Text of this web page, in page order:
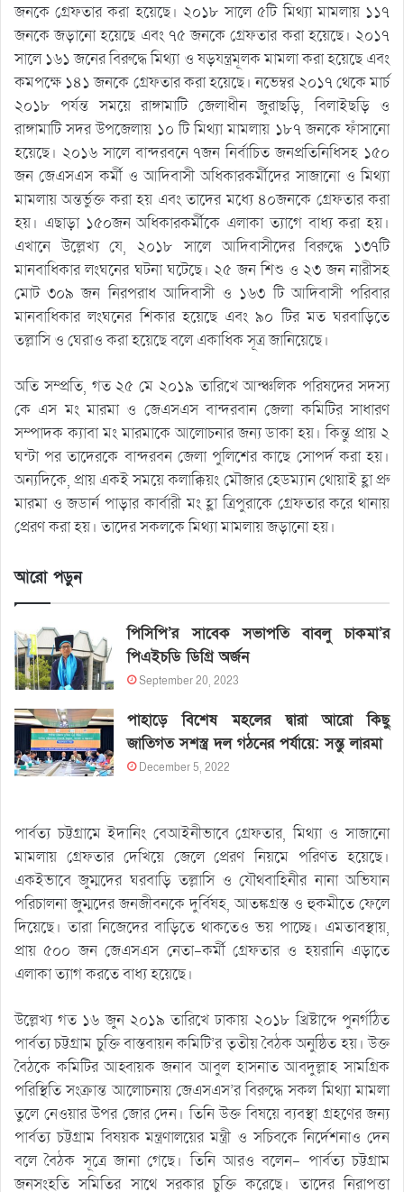
জনকে গ্রেফতার করা হয়েছে। ২০১৮ সালে ৫টি মিথ্যা মামলায় ১১৭
জনকে জড়ানো হয়েছে এবং ৭৫ জনকে গ্রেফতার করা হয়েছে। ২০১৭
সালে ১৬১ জনের বিরুদ্ধে মিথ্যা ও ষড়যন্ত্রমূলক মামলা করা হয়েছে এবং
কমপক্ষে ১৪১ জনকে গ্রেফতার করা হয়েছে। নভেম্বর ২০১৭ থেকে মার্চ
২০১৮ পর্যন্ত সময়ে রাঙ্গামাটি জেলাধীন জুরাছড়ি, বিলাইছড়ি ও
রাঙ্গামাটি সদর উপজেলায় ১০ টি মিথ্যা মামলায় ১৮৭ জনকে ফাঁসানো
হয়েছে। ২০১৬ সালে বান্দরবনে ৭জন নির্বাচিত জনপ্রতিনিধিসহ ১৫০
জন জেএসএস কর্মী ও আদিবাসী অধিকারকর্মীদের সাজানো ও মিথ্যা
মামলায় অন্তর্ভুক্ত করা হয় এবং তাদের মধ্যে ৪০জনকে গ্রেফতার করা
হয়। এছাড়া ১৫০জন অধিকারকর্মীকে এলাকা ত্যাগে বাধ্য করা হয়।
এখানে উল্লেখ্য যে, ২০১৮ সালে আদিবাসীদের বিরুদ্ধে ১৩৭টি
মানবাধিকার লংঘনের ঘটনা ঘটেছে। ২৫ জন শিশু ও ২৩ জন নারীসহ
মোট ৩০৯ জন নিরপরাধ আদিবাসী ও ১৬৩ টি আদিবাসী পরিবার
মানবাধিকার লংঘনের শিকার হয়েছে এবং ৯০ টির মত ঘরবাড়িতে
তল্লাসি ও ঘেরাও করা হয়েছে বলে একাধিক সূত্র জানিয়েছে।
অতি সম্প্রতি, গত ২৫ মে ২০১৯ তারিখে আন্ঞ্চলিক পরিষদের সদস্য
কে এস মং মারমা ও জেএসএস বান্দরবান জেলা কমিটির সাধারণ
সম্পাদক ক্যাবা মং মারমাকে আলোচনার জন্য ডাকা হয়। কিন্তু প্রায় ২
ঘন্টা পর তাদেরকে বান্দরবন জেলা পুলিশের কাছে সোপর্দ করা হয়।
অন্যদিকে, প্রায় একই সময়ে কলাক্কিয়ং মৌজার হেডম্যান থোয়াই হ্লা প্রু
মারমা ও জডার্ন পাড়ার কার্বারী মং হ্লা ত্রিপুরাকে গ্রেফতার করে থানায়
প্রেরণ করা হয়। তাদের সকলকে মিথ্যা মামলায় জড়ানো হয়।
আরো পড়ুন
পিসিপি’র সাবেক সভাপতি বাবলু চাকমা’র
পিএইচডি ডিগ্রি অর্জন
September 20, 2023
পাহাড়ে বিশেষ মহলের দ্বারা আরো কিছু
জাতিগত সশস্ত্র দল গঠনের পর্যায়ে: সন্তু লারমা
December 5, 2022
পার্বত্য চট্টগ্রামে ইদানিং বেআইনীভাবে গ্রেফতার, মিথ্যা ও সাজানো
মামলায় গ্রেফতার দেখিয়ে জেলে প্রেরণ নিয়মে পরিণত হয়েছে।
একইভাবে জুম্মদের ঘরবাড়ি তল্লাসি ও যৌথবাহিনীর নানা অভিযান
পরিচালনা জুম্মদের জনজীবনকে দুর্বিষহ, আতঙ্কগ্রস্ত ও হুকমীতে ফেলে
দিয়েছে। তারা নিজেদের বাড়িতে থাকতেও ভয় পাচ্ছে। এমতাবস্থায়,
প্রায় ৫০০ জন জেএসএস নেতা-কর্মী গ্রেফতার ও হয়রানি এড়াতে
এলাকা ত্যাগ করতে বাধ্য হয়েছে।
উল্লেখ্য গত ১৬ জুন ২০১৯ তারিখে ঢাকায় ২০১৮ খ্রিষ্টাব্দে পুনর্গঠিত
পার্বত্য চট্টগ্রাম চুক্তি বাস্তবায়ন কমিটি’র তৃতীয় বৈঠক অনুষ্ঠিত হয়। উক্ত
বৈঠকে কমিটির আহ্বায়ক জনাব আবুল হাসনাত আবদুল্লাহ সামগ্রিক
পরিস্থিতি সংক্রান্ত আলোচনায় জেএসএস’র বিরুদ্ধে সকল মিথ্যা মামলা
তুলে নেওয়ার উপর জোর দেন। তিনি উক্ত বিষয়ে ব্যবস্থা গ্রহণের জন্য
পার্বত্য চট্টগ্রাম বিষয়ক মন্ত্রণালয়ের মন্ত্রী ও সচিবকে নির্দেশনাও দেন
বলে বৈঠক সূত্রে জানা গেছে। তিনি আরও বলেন- পার্বত্য চট্টগ্রাম
জনসংহতি সমিতির সাথে সরকার চুক্তি করেছে। তাদের নিরাপত্তা